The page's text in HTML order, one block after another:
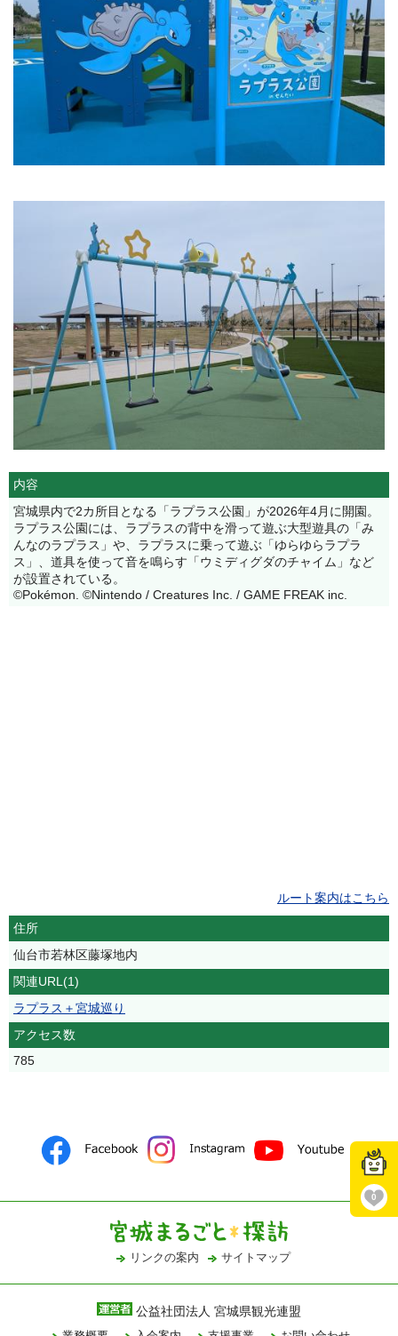
内容
宮城県内で2カ所目となる「ラプラス公園」が2026年4月に開園。
ラプラス公園には、ラプラスの背中を滑って遊ぶ大型遊具の「み
んなのラプラス」や、ラプラスに乗って遊ぶ「ゆらゆらラプラ
ス」、道具を使って音を鳴らす「ウミディグダのチャイム」など
が設置されている。
©Pokémon. ©Nintendo / Creatures Inc. / GAME FREAK inc.
ルート案内はこちら
住所
仙台市若林区藤塚地内
関連URL(1)
ラプラス＋宮城巡り
アクセス数
785
0
リンクの案内 サイトマップ
公益社団法人 宮城県観光連盟